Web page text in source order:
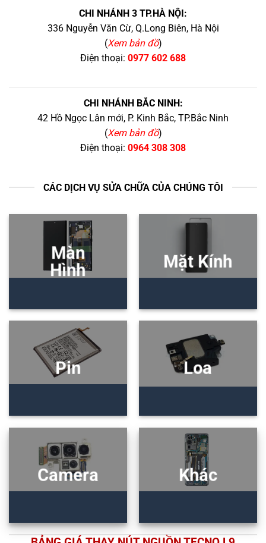
CHI NHÁNH 3 TP.HÀ NỘI:
336 Nguyễn Văn Cừ, Q.Long Biên, Hà Nội
(Xem bản đồ)
Điện thoại: 0977 602 688
CHI NHÁNH BẮC NINH:
42 Hồ Ngọc Lân mới, P. Kinh Bắc, TP.Bắc Ninh
(Xem bản đồ)
Điện thoại: 0964 308 308
CÁC DỊCH VỤ SỬA CHỮA CỦA CHÚNG TÔI
Màn
Hình
Mặt Kính
Pin Loa
Camera Khác